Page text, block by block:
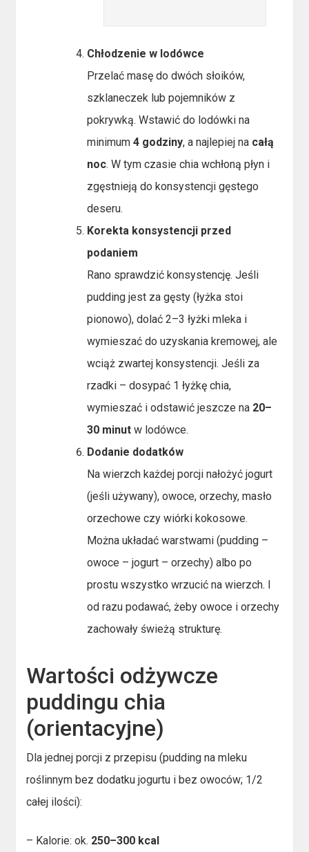
Chłodzenie w lodówce
Przelać masę do dwóch słoików,
szklaneczek lub pojemników z
pokrywką. Wstawić do lodówki na
minimum4 godziny, a najlepiej na całą
noc. W tym czasie chia wchłoną płyn i
zgęstnieją do konsystencji gęstego
deseru.
Korekta konsystencji przed
podaniem
Rano sprawdzić konsystencję. Jeśli
pudding jest za gęsty (łyżka stoi
pionowo), dolać 2–3 łyżki mleka i
wymieszać do uzyskania kremowej, ale
wciąż zwartej konsystencji. Jeśli za
rzadki – dosypać 1 łyżkę chia,
wymieszać i odstawić jeszcze na 20–
30 minut w lodówce.
Dodanie dodatków
Na wierzch każdej porcji nałożyć jogurt
(jeśli używany), owoce, orzechy, masło
orzechowe czy wiórki kokosowe.
Można układać warstwami (pudding –
owoce – jogurt – orzechy) albo po
prostu wszystko wrzucić na wierzch. I
od razu podawać, żeby owoce i orzechy
zachowały świeżą strukturę.
Wartości odżywcze
puddingu chia
(orientacyjne)
Dla jednej porcji z przepisu (pudding na mleku
roślinnym bez dodatku jogurtu i bez owoców; 1/2
całej ilości):
– Kalorie: ok. 250–300 kcal